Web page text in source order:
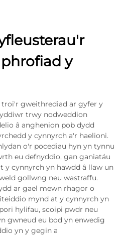
y
troi'r gweithrediad ar gyfer y
trwy nodweddion
â anghenion pob dydd
y cynnyrch a'r haelioni.
o'r pocediau hyn yn tynnu
eu defnyddio, gan ganiatáu
y cynnyrch yn hawdd â llaw un
gollwng neu wastraffu.
ar gael mewn rhagor o
mynd at y cynnyrch yn
hylifau, scoipi pwdr neu
gwneud eu bod yn enwedig
yn y gegin a